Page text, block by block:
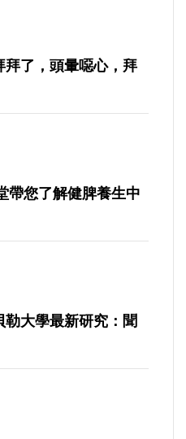
拜了，頭暈噁心，拜
帶您了解健脾養生中
大學最新研究：聞